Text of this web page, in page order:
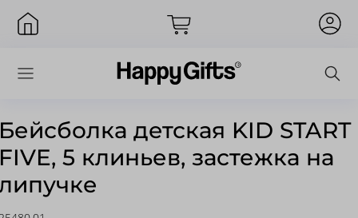
детская KID START
5 клиньев, застежка на